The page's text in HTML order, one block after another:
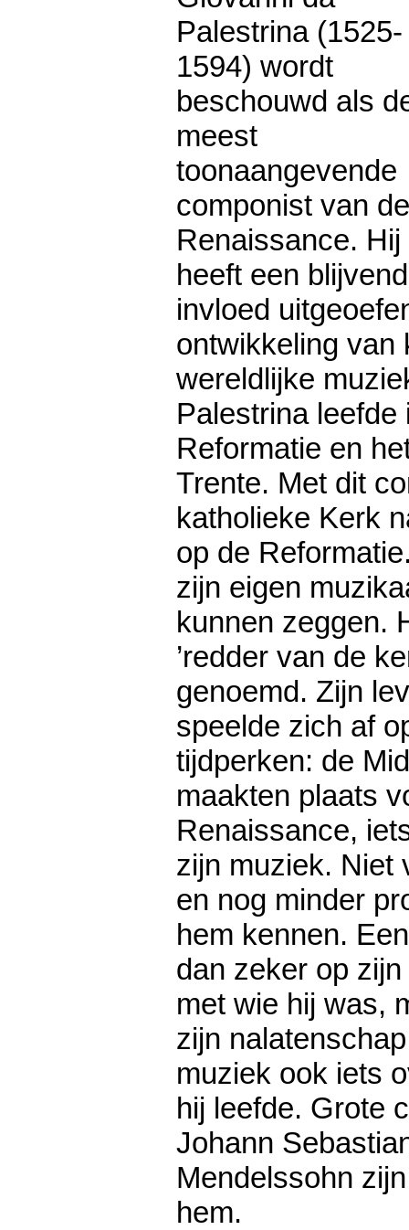
Palestrina (1525-
1594) wordt
beschouwd als
meest
toonaangevende
componist van de
Renaissance. Hij
heeft een
invloed
ontwikkeling van
wereldlijke
Palestrina leefde
Reformatie en
Trente. Met dit
katholieke Kerk
op de
zijn eigen
kunnen zeggen.
’redder van de
genoemd. Zijn
speelde zich af
tijdperken: de
maakten plaats
Renaissance,
zijn muziek. Niet
en nog minder
hem kennen.
dan zeker op
met wie hij was,
zijn
muziek ook iets
hij leefde. Grote
Johann
Mendelssohn
hem.